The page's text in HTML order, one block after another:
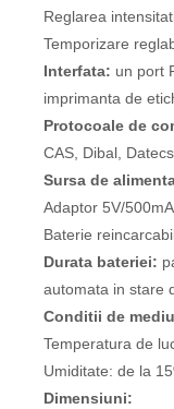
Reglarea
Temporizare
Interfata: un port
imprimanta de
Protocoale de
CAS, Dibal,
Sursa de
Adaptor 5V/500mA
Baterie
Durata bateriei:
automata in stare
Conditii de
Temperatura de
Umiditate: de la
Dimensiuni: